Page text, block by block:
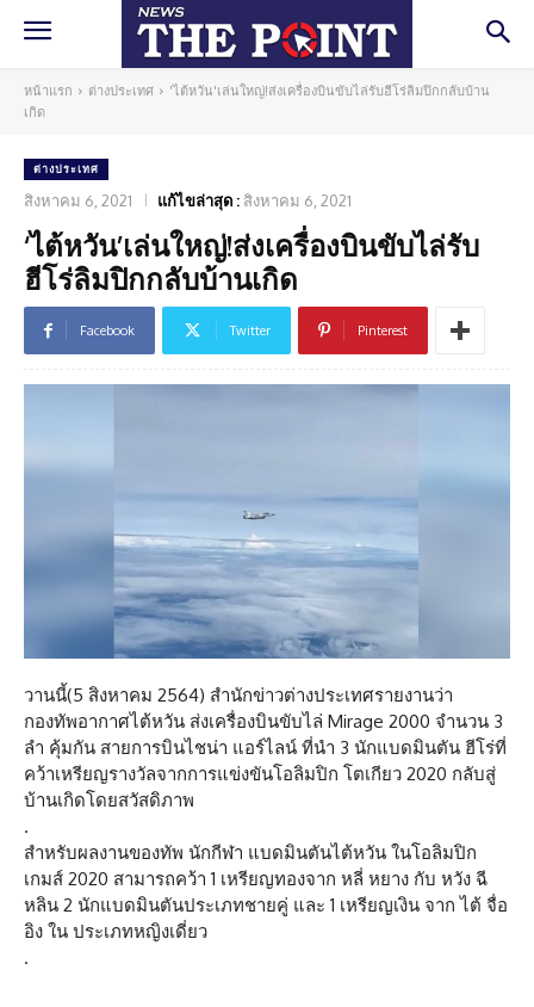
หน้าแรก ต่างประเทศ
'ไต้หวัน'เล่นใหญ่!ส่งเครื่องบินขับไล่รับฮีโร่ลิมปิกกลับบ้าน
เกิด
ต่างประเทศ
สิงหาคม 6, 2021 แก้ไขล่าสุด : สิงหาคม 6, 2021
‘ไต้หวัน’เล่นใหญ่!ส่งเครื่องบินขับไล่รับ
ฮีโร่ลิมปิกกลับบ้านเกิด
Facebook Twitter Pinterest
วานนี้(5 สิงหาคม 2564) สำนักข่าวต่างประเทศรายงานว่า
กองทัพอากาศไต้หวัน ส่งเครื่องบินขับไล่ Mirage 2000 จำนวน 3
ลำ คุ้มกัน สายการบินไชน่า แอร์ไลน์ ที่นำ 3 นักแบดมินตัน ฮีโร่ที่
คว้าเหรียญรางวัลจากการแข่งขันโอลิมปิก โตเกียว 2020 กลับสู่
บ้านเกิดโดยสวัสดิภาพ
.
สำหรับผลงานของทัพ นักกีฬา แบดมินตันไต้หวัน ในโอลิมปิก
เกมส์ 2020 สามารถคว้า 1 เหรียญทองจาก หลี่ หยาง กับ หวัง ฉี
หลิน 2 นักแบดมินตันประเภทชายคู่ และ 1 เหรียญเงิน จาก ไต้ จื่อ
อิง ใน ประเภทหญิงเดี่ยว
.